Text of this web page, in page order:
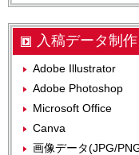
入稿データ制
Adobe Illustrator
Adobe Photoshop
Microsoft Office
Canva
画像データ(JPG/